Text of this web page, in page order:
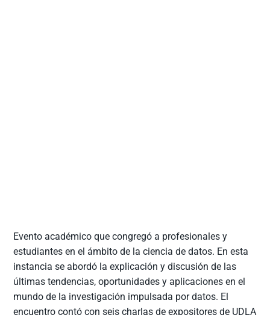
Evento académico que congregó a profesionales y
estudiantes en el ámbito de la ciencia de datos. En esta
instancia se abordó la explicación y discusión de las
últimas tendencias, oportunidades y aplicaciones en el
mundo de la investigación impulsada por datos. El
encuentro contó con seis charlas de expositores de UDLA